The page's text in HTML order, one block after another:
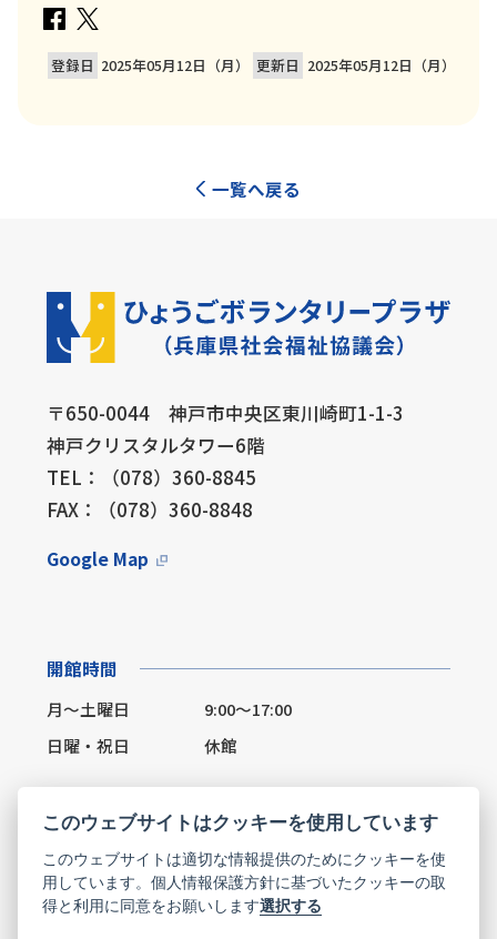
登録日 2025年05月12日（月） 更新日 2025年05月12日（月）
一覧へ戻る
〒650-0044 神戸市中央区東川崎町1-1-3
神戸クリスタルタワー6階
TEL：（078）360-8845
FAX：（078）360-8848
Google Map
開館時間
月～土曜日
9:00～17:00
日曜・祝日
休館
Facebook X(Twitter)
このウェブサイトはクッキーを使用しています
このウェブサイトは適切な情報提供のためにクッキーを使
用しています。個人情報保護方針に基づいたクッキーの取
得と利用に同意をお願いします選択する